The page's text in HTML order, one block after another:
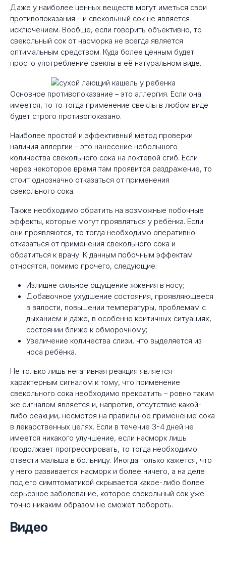
Даже у наиболее ценных веществ могут иметься свои
противопоказания – и свекольный сок не является
исключением. Вообще, если говорить объективно, то
свекольный сок от насморка не всегда является
оптимальным средством. Куда более ценным будет
просто употребление свеклы в её натуральном виде.
Основное противопоказание – это аллергия. Если она
имеется, то то тогда применение свеклы в любом виде
будет строго противопоказано.
Наиболее простой и эффективный метод проверки
наличия аллергии – это нанесение небольшого
количества свекольного сока на локтевой сгиб. Если
через некоторое время там проявится раздражение, то
стоит однозначно отказаться от применения
свекольного сока.
Также необходимо обратить на возможные побочные
эффекты, которые могут проявляться у ребёнка. Если
они проявляются, то тогда необходимо оперативно
отказаться от применения свекольного сока и
обратиться к врачу. К данным побочным эффектам
относятся, помимо прочего, следующие:
Излишне сильное ощущение жжения в носу;
Добавочное ухудшение состояния, проявляющееся
в вялости, повышении температуры, проблемам с
дыханием и даже, в особенно критичных ситуациях,
состоянии ближе к обморочному;
Увеличение количества слизи, что выделяется из
носа ребёнка.
Не только лишь негативная реакция является
характерным сигналом к тому, что применение
свекольного сока необходимо прекратить – ровно таким
же сигналом является и, напротив, отсутствие какой-
либо реакции, несмотря на правильное применение сока
в лекарственных целях. Если в течение 3-4 дней не
имеется никакого улучшение, если насморк лишь
продолжает прогрессировать, то тогда необходимо
отвести малыша в больницу. Иногда только кажется, что
у него развивается насморк и более ничего, а на деле
под его симптоматикой скрывается какое-либо более
серьёзное заболевание, которое свекольный сок уже
точно никаким образом не сможет побороть.
Видео